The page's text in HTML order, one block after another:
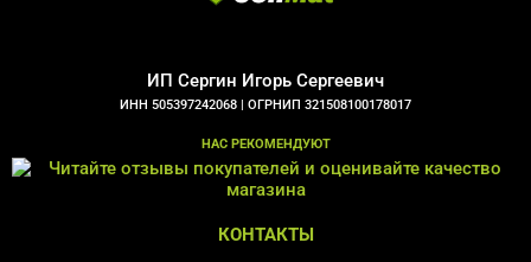
ИП Сергин Игорь Сергеевич
ИНН 505397242068 | ОГРНИП 321508100178017
НАС РЕКОМЕНДУЮТ
КОНТАКТЫ